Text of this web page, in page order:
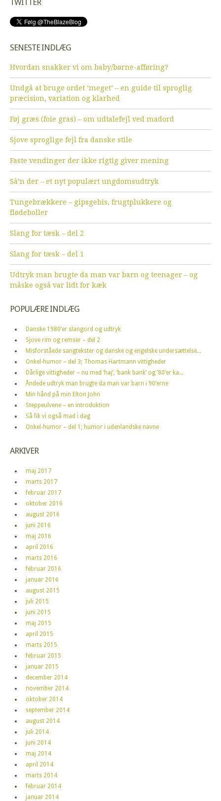
TWITTER
SENESTE INDLÆG
Hvordan snakker vi om baby/børne-afføring?
Undgå at bruge ordet ’meget’ – en guide til sproglig
præcision, variation og klarhed
Føj græs (foie gras) – om udtalefejl ved madord
Sjove sproglige fejl fra danske stile
Faste vendinger der ikke rigtig giver mening
Så’n der – et nyt populært ungdomsudtryk
Tungebrækkere – gipsgebis, frugtplukkere og
flødeboller
Slang for tæsk – del 2
Slang for tæsk – del 1
Udtryk man brugte da man var barn og teenager – og
måske også var lidt for kæk
POPULÆRE INDLÆG
Danske 1980’er slangord og udtryk
Sjove rim og remser – del 2
Misforståede sangtekster og danske og engelske undersættelse...
Onkel-humor – del 3; Thomas Hartmann vittigheder
Dårlige vittigheder – nu med ‘haj’, ‘bank bank’ og ’80’er ka...
Åndede udtryk man brugte da man var barn i 90’erne
Min hånd på min Elton John
Steppeulvene – en introduktion
Så fik vi også mad i dag
Onkel-humor – del 1; humor i udenlandske navne
ARKIVER
maj 2017
marts 2017
februar 2017
oktober 2016
august 2016
juni 2016
maj 2016
april 2016
marts 2016
februar 2016
januar 2016
august 2015
juli 2015
juni 2015
maj 2015
april 2015
marts 2015
februar 2015
januar 2015
december 2014
november 2014
oktober 2014
september 2014
august 2014
juli 2014
juni 2014
maj 2014
april 2014
marts 2014
februar 2014
januar 2014